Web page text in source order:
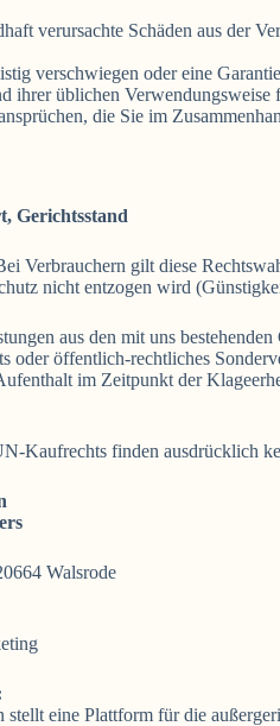
verursachte Schäden aus der
verschwiegen oder eine
ihrer üblichen
die Sie im
Gerichtsstand
Verbrauchern gilt diese
nicht entzogen wird
aus den mit uns
oder öffentlich-rechtliches
im Zeitpunkt der
Kaufrechts finden ausdrücklich
Walsrode
stellt eine Plattform für die